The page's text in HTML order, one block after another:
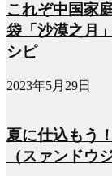
これぞ中国家
袋「沙漠之月
シピ
2023年5月29日
夏に仕込もう
（スァンドウ